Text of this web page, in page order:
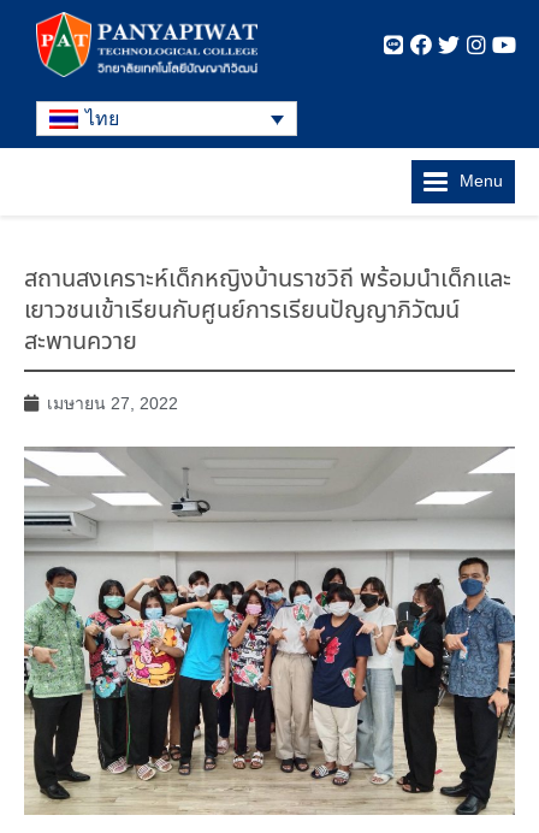
ไทย
Menu
สถานสงเคราะห์เด็กหญิงบ้านราชวิถี พร้อมนำเด็กและ
เยาวชนเข้าเรียนกับศูนย์การเรียนปัญญาภิวัฒน์
สะพานควาย
เมษายน 27, 2022